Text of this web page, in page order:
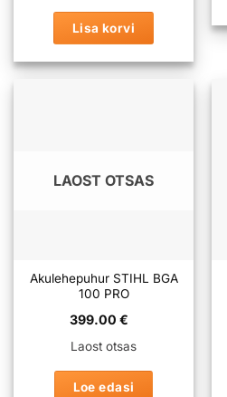
Lisa korvi
LAOST OTSAS
Akulehepuhur STIHL BGA
100 PRO
399.00 €
Laost otsas
Loe edasi